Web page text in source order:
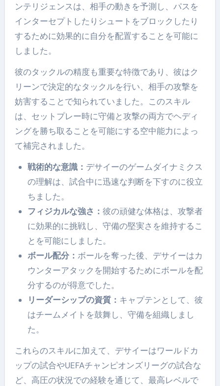
ンテリジェンスは、相手の動きを予測し、パスを
インターセプトしたりシュートをブロックしたり
するために効果的に自分を配置することを可能に
しました。
彼のタックルの精度も重要な特徴であり、彼はク
リーンで決定的なタックルを行い、相手の攻撃を
妨害することで知られていました。このスキル
は、セットプレー時に守備と攻撃の両方でヘディ
ングを勝ち取ることを可能にする空中能力によっ
て補完されました。
戦術的な意識： デサイーのゲームダイナミクス
の理解は、試合中に迅速な判断を下すのに役立
ちました。
フィジカルな強さ： 彼の頑健な体格は、攻撃者
に効果的に挑戦し、守備の堅実さを維持するこ
とを可能にしました。
ボール配分： ボールを奪った後、デサイーはカ
ウンターアタックを開始するためにボールを配
分するのが得意でした。
リーダーシップの資質： キャプテンとして、彼
はチームメイトを鼓舞し、守備を組織しまし
た。
これらのスキルに加えて、デサイーはワールドカ
ップの試合やUEFAチャンピオンズリーグの試合な
ど、高圧の状況での経験を通じて、最高レベルで